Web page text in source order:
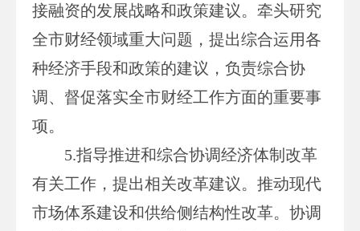
接融资的发展战略和政策建议。牵头研究
全市财经领域重大问题，提出综合运用各
种经济手段和政策的建议，负责综合协
调、督促落实全市财经工作方面的重要事
项。
5.指导推进和综合协调经济体制改革
有关工作，提出相关改革建议。推动现代
市场体系建设和供给侧结构性改革。协调